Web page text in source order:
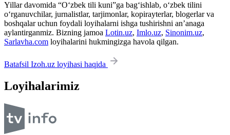
Yillar davomida “O‘zbek tili kuni”ga bag‘ishlab, o‘zbek tilini
o‘rganuvchilar, jurnalistlar, tarjimonlar, kopirayterlar, blogerlar va
boshqalar uchun foydali loyihalarni ishga tushirishni an’anaga
aylantirganmiz. Bizning jamoa Lotin.uz, Imlo.uz, Sinonim.uz,
Sarlavha.com loyihalarini hukmingizga havola qilgan.
Batafsil Izoh.uz loyihasi haqida
Loyihalarimiz